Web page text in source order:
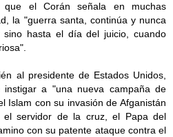
que el Corán señala en muchas
la "guerra santa, continúa y nunca
sino hasta el día del juicio, cuando
al presidente de Estados Unidos,
instigar a "una nueva campaña de
Islam con su invasión de Afganistán
el servidor de la cruz, el Papa del
con su patente ataque contra el